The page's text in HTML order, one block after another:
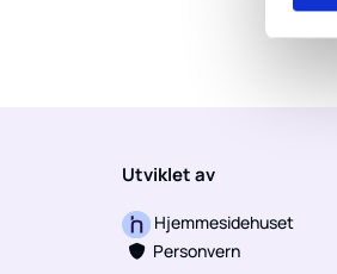
Utviklet av
Hjemmesidehuset
 Personvern